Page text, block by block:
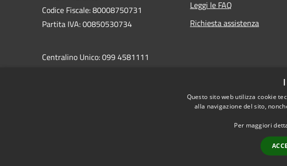
Codice Fiscale: 80008750731
Partita IVA: 00850530734
Centralino Unico: 099 4581111
protocollo.comunetaranto@pec.rupar.puglia.it
Leggi le FAQ
Richiesta assistenza
Questo sito web utilizza cookie
alla navigazione del sito,
Per maggiori